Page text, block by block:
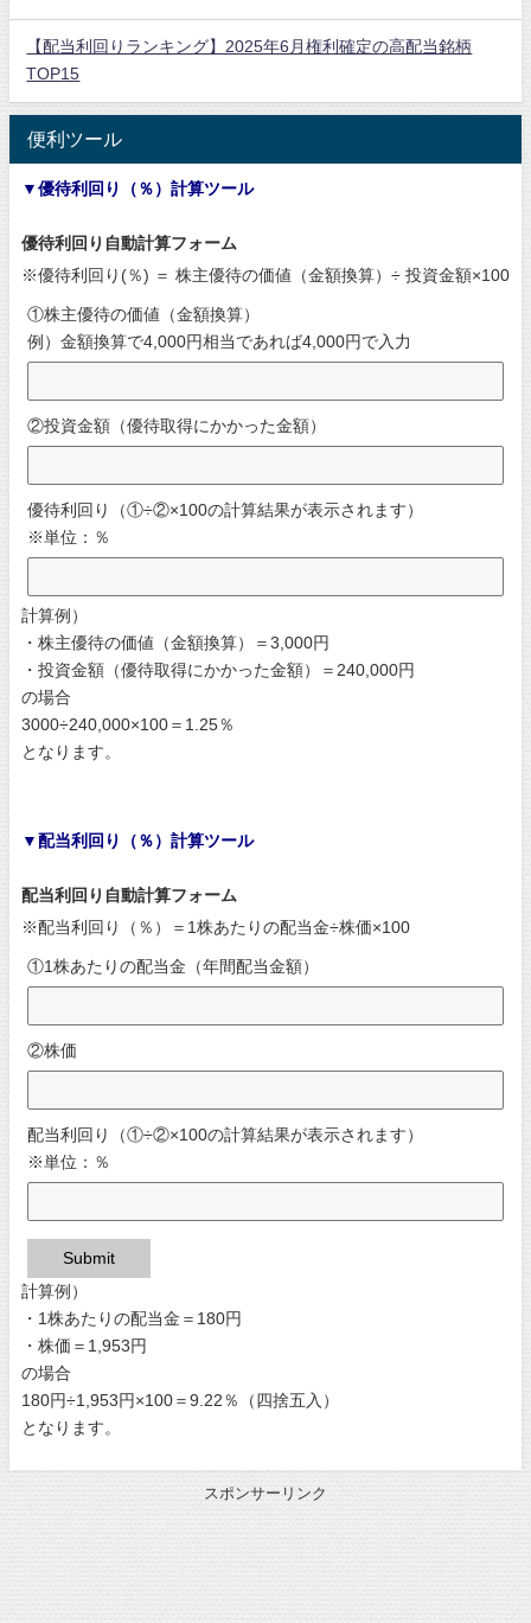
【配当利回りランキング】2025年6月権利確定の高配当銘柄
TOP15
便利ツール
▼優待利回り（％）計算ツール
優待利回り自動計算フォーム
※優待利回り(％) ＝ 株主優待の価値（金額換算）÷ 投資金額×100
①株主優待の価値（金額換算）
例）金額換算で4,000円相当であれば4,000円で入力
②投資金額（優待取得にかかった金額）
優待利回り（①÷②×100の計算結果が表示されます）
※単位：％
計算例）
・株主優待の価値（金額換算）＝3,000円
・投資金額（優待取得にかかった金額）＝240,000円
の場合
3000÷240,000×100＝1.25％
となります。
▼配当利回り（％）計算ツール
配当利回り自動計算フォーム
※配当利回り（％）＝1株あたりの配当金÷株価×100
①1株あたりの配当金（年間配当金額）
②株価
配当利回り（①÷②×100の計算結果が表示されます）
※単位：％
Submit
計算例）
・1株あたりの配当金＝180円
・株価＝1,953円
の場合
180円÷1,953円×100＝9.22％（四捨五入）
となります。
スポンサーリンク